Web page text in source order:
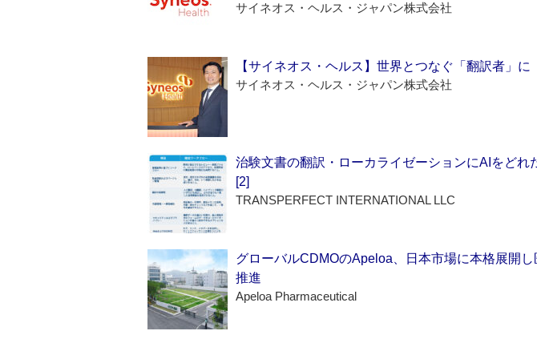
サイネオス・ヘルス・ジャパン株式会社
【サイネオス・ヘルス】世界とつなぐ「翻訳者」
サイネオス・ヘルス・ジャパン株式会社
治験文書の翻訳・ローカライゼーションにAIをどれ
[2]
TRANSPERFECT INTERNATIONAL LLC
グローバルCDMOのApeloa、日本市場に本格展開
推進
Apeloa Pharmaceutical